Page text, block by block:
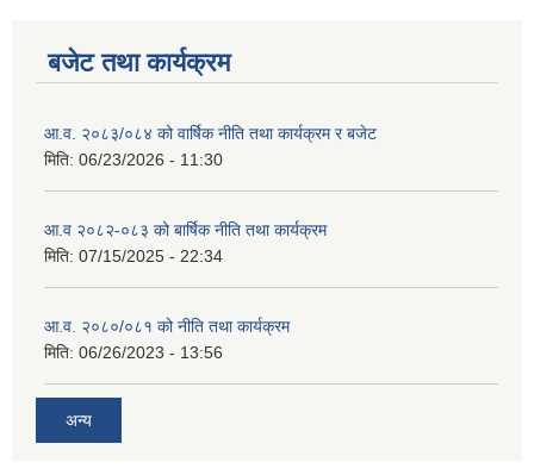
बजेट तथा कार्यक्रम
आ.व. २०८३/०८४ को वार्षिक नीति तथा कार्यक्रम र बजेट
मिति: 06/23/2026 - 11:30
आ.व २०८२-०८३ को बार्षिक नीति तथा कार्यक्रम
मिति: 07/15/2025 - 22:34
आ.व. २०८०/०८१ को नीति तथा कार्यक्रम
मिति: 06/26/2023 - 13:56
अन्य